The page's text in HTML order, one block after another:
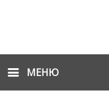
МЕНЮ